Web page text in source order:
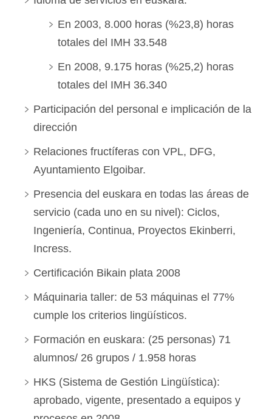
En 2003, 8.000 horas (%23,8) horas
totales del IMH 33.548
En 2008, 9.175 horas (%25,2) horas
totales del IMH 36.340
Participación del personal e implicación de la
dirección
Relaciones fructíferas con VPL, DFG,
Ayuntamiento Elgoibar.
Presencia del euskara en todas las áreas de
servicio (cada uno en su nivel): Ciclos,
Ingeniería, Continua, Proyectos Ekinberri,
Incress.
Certificación Bikain plata 2008
Máquinaria taller: de 53 máquinas el 77%
cumple los criterios lingüísticos.
Formación en euskara: (25 personas) 71
alumnos/ 26 grupos / 1.958 horas
HKS (Sistema de Gestión Lingüística):
aprobado, vigente, presentado a equipos y